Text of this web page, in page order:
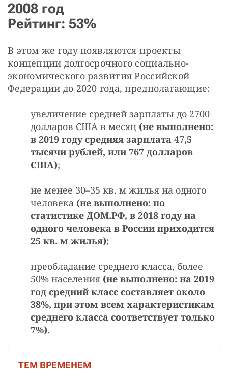
2008 год
Рейтинг: 53%
В этом же году появляются проекты
концепции долгосрочного социально-
экономического развития Российской
Федерации до 2020 года, предполагающие:
увеличение средней зарплаты до 2700
долларов США в месяц (не выполнено:
в 2019 году средняя зарплата 47,5
тысячи рублей, или 767 долларов
США);
не менее 30–35 кв. м жилья на одного
человека (не выполнено: по
статистике ДОМ.РФ, в 2018 году на
одного человека в России приходится
25 кв. м жилья);
преобладание среднего класса, более
50% населения (не выполнено: на 2019
год средний класс составляет около
38%, при этом всем характеристикам
среднего класса соответствует только
7%).
ТЕМ ВРЕМЕНЕМ